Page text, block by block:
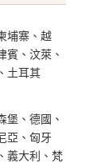
埔寨、越
賓、汶萊、
土耳其
堡、德國、
亞、匈牙
義大利、梵